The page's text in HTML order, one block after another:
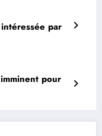
par
pour